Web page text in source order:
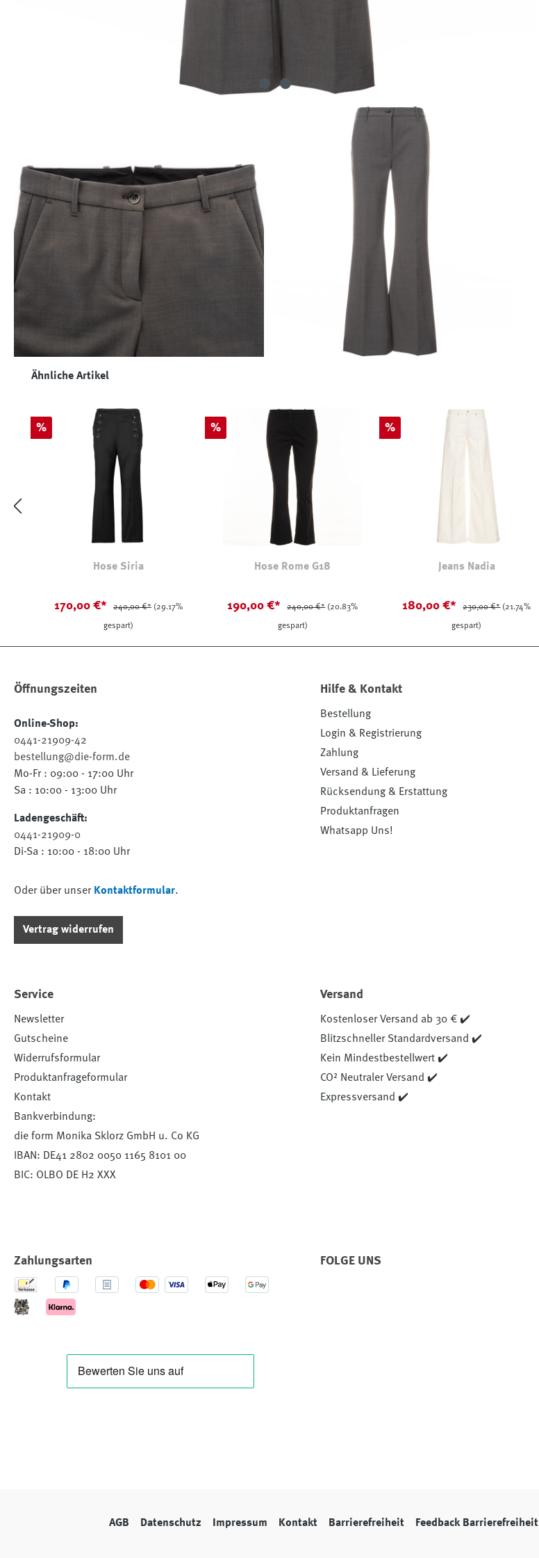
Produktgalerie überspringen
Ähnliche Artikel
Rabatt
%
Hose Siria
170,00 €* 240,00 €* (29.17%
gespart)
Rabatt
%
Hose Rome G18
190,00 €* 240,00 €* (20.83%
gespart)
Rabatt
%
Jeans Nadia
180,00 €* 230,00 €* (21.74%
gespart)
Öffnungszeiten
Online-Shop:
0441-21909-42
bestellung@die-form.de
Mo-Fr : 09:00 - 17:00 Uhr
Sa : 10:00 - 13:00 Uhr
Ladengeschäft:
0441-21909-0
Di-Sa : 10:00 - 18:00 Uhr
Oder über unser Kontaktformular.
Vertrag widerrufen
Hilfe & Kontakt
Bestellung
Login & Registrierung
Zahlung
Versand & Lieferung
Rücksendung & Erstattung
Produktanfragen
Whatsapp Uns!
Service
Newsletter
Gutscheine
Widerrufsformular
Produktanfrageformular
Kontakt
Bankverbindung:
die form Monika Sklorz GmbH u. Co KG
IBAN: DE41 2802 0050 1165 8101 00
BIC: OLBO DE H2 XXX
Versand
Kostenloser Versand ab 30 € ✔️
Blitzschneller Standardversand ✔️
Kein Mindestbestellwert ✔️
CO² Neutraler Versand ✔️
Expressversand ✔️
Zahlungsarten FOLGE UNS
AGB Datenschutz Impressum Kontakt Barrierefreiheit Feedback Barrierefreiheit